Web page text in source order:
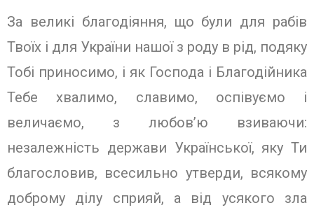
За великі благодіяння, що були для рабів
Твоїх і для України нашої з роду в рід, подяку
Тобі приносимо, і як Господа і Благодійника
Тебе хвалимо, славимо, оспівуємо і
величаємо, з любов’ю взиваючи:
незалежність держави Української, яку Ти
благословив, всесильно утверди, всякому
доброму ділу сприяй, а від усякого зла